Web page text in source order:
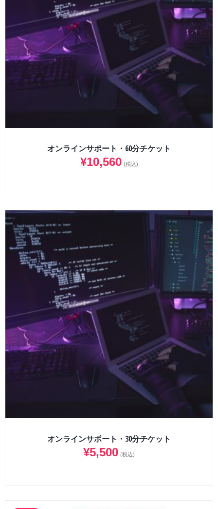
オンラインサポート・60分チケット
¥10,560 (税込)
オンラインサポート・30分チケット
¥5,500 (税込)